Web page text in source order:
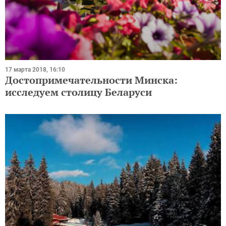
17 марта 2018, 16:10
Достопримечательности Минска:
исследуем столицу Беларуси